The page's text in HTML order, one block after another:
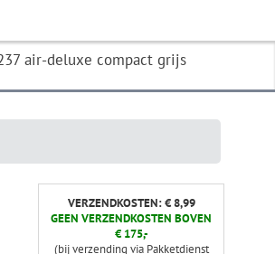
air-deluxe compact grijs
VERZENDKOSTEN: € 8,99
GEEN VERZENDKOSTEN BOVEN
€ 175,-
(bij verzending via Pakketdienst